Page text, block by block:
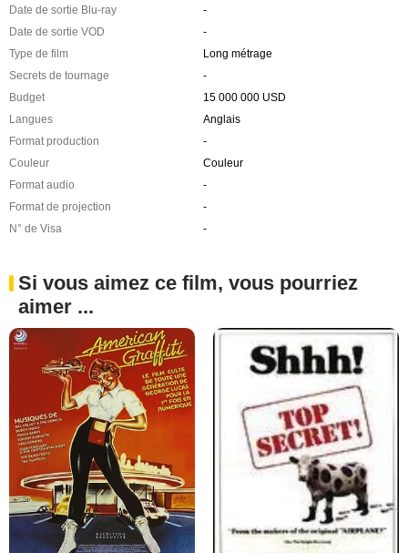
Date de sortie Blu-ray
-
Date de sortie VOD
-
Type de film
Long métrage
Secrets de tournage
-
Budget
15 000 000 USD
Langues
Anglais
Format production
-
Couleur
Couleur
Format audio
-
Format de projection
-
N° de Visa
-
Si vous aimez ce film, vous pourriez
aimer ...